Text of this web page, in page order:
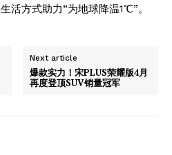
活方式助力“为地球降温1℃”。
Next article
爆款实力！宋PLUS荣耀版4月
再度登顶SUV销量冠军